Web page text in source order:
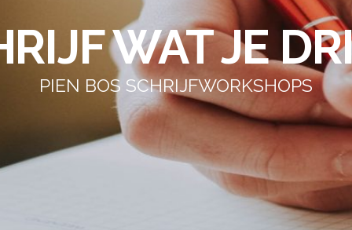
WAT JE
PIEN BOS SCHRIJFWORKSHOPS